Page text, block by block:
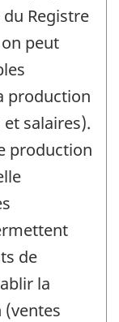
Registre
peut
production
salaires).
production
de
la